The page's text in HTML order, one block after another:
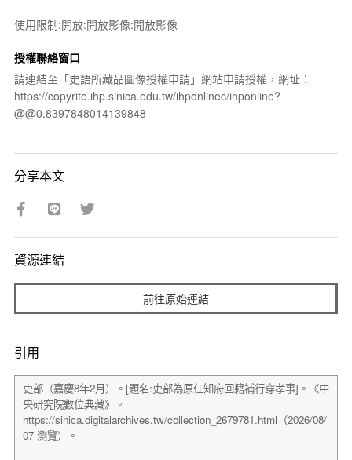
使用限制:開放:開放影像:開放影像
授權聯絡窗口
請連結至「史語所藏品圖像授權申請」網站申請授權，網址：
https://copyrite.ihp.sinica.edu.tw/ihponlinec/ihponline?
@@0.8397848014139848
分享本文
資源連結
前往原始連結
引用